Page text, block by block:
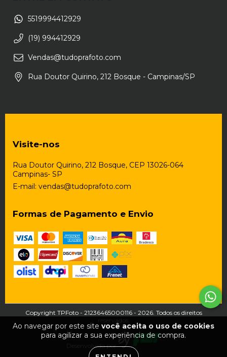
Ao navegar por este site você aceita o uso de cookies
para agilizar a sua experiência de compra.
5519994412929
(19) 994412929
Vendas@tudoprafoto.com
Rua Doutor Quirino, 212 Bosque - Campinas/SP
Visite-nos
Rua Doutor Quirino, 212 Bosque, CEP 13026-064
Campinas- SP
E-mail: vendas@tudoprafoto.com
Formas de Pagamento e Envio
Copyright TPFoto - 21236465000116 - 2026. Todos os direitos
Desenvolvido por